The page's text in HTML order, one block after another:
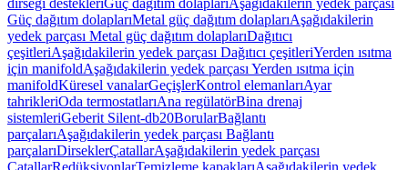
dirseği destekleriGüç dağıtım dolaplarıAşağıdakilerin yedek parçası
Güç dağıtım dolaplarıMetal güç dağıtım dolaplarıAşağıdakilerin
yedek parçası Metal güç dağıtım dolaplarıDağıtıcı
çeşitleriAşağıdakilerin yedek parçası Dağıtıcı çeşitleriYerden ısıtma
için manifoldAşağıdakilerin yedek parçası Yerden ısıtma için
manifoldKüresel vanalarGeçişlerKontrol elemanlarıAyar
tahrikleriOda termostatlarıAna regülatörBina drenaj
sistemleriGeberit Silent-db20BorularBağlantı
parçalarıAşağıdakilerin yedek parçası Bağlantı
parçalarıDirseklerÇatallarAşağıdakilerin yedek parçası
ÇatallarRedüksiyonlarTemizleme kapaklarıAşağıdakilerin yedek